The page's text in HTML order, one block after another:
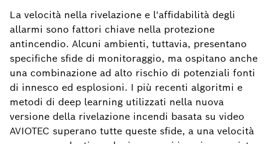
La velocità nella rivelazione e l'affidabilità degli
allarmi sono fattori chiave nella protezione
antincendio. Alcuni ambienti, tuttavia, presentano
specifiche sfide di monitoraggio, ma ospitano anche
una combinazione ad alto rischio di potenziali fonti
di innesco ed esplosioni. I più recenti algoritmi e
metodi di deep learning utilizzati nella nuova
versione della rivelazione incendi basata su video
AVIOTEC superano tutte queste sfide, a una velocità